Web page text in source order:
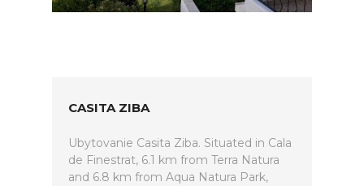
CASITA ZIBA
Ubytovanie Casita Ziba. Situated in Cala
de Finestrat, 6.1 km from Terra Natura
and 6.8 km from Aqua Natura Park,